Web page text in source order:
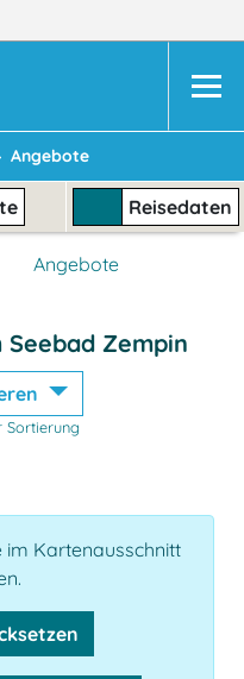
Angebote
Reisedaten
Angebote
Zempin
Sortierung
im Kartenausschnitt